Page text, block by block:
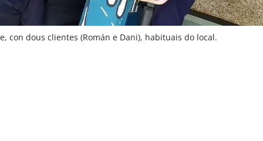
con dous clientes (Román e Dani), habituais do local.